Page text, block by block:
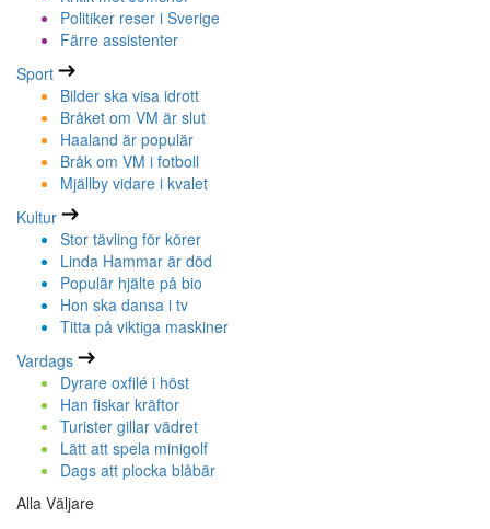
Politiker reser i Sverige
Färre assistenter
Sport
Bilder ska visa idrott
Bråket om VM är slut
Haaland är populär
Bråk om VM i fotboll
Mjällby vidare i kvalet
Kultur
Stor tävling för körer
Linda Hammar är död
Populär hjälte på bio
Hon ska dansa i tv
Titta på viktiga maskiner
Vardags
Dyrare oxfilé i höst
Han fiskar kräftor
Turister gillar vädret
Lätt att spela minigolf
Dags att plocka blåbär
Alla Väljare